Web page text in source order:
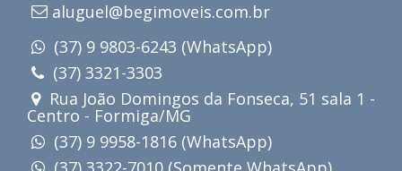
aluguel@begimoveis.com.br
(37) 9 9803-6243 (WhatsApp)
(37) 3321-3303
Rua João Domingos da Fonseca, 51 sala 1 -
Centro - Formiga/MG
(37) 9 9958-1816 (WhatsApp)